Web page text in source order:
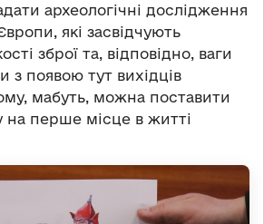
археологічні дослідження
які засвідчують
зброї та, відповідно, ваги
з появою тут вихідців
мабуть, можна поставити
на перше місце в житті